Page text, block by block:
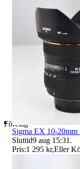
Företag
Sigma EX 10-
Sluttid9 aug 15:31 .
Pris:1 295 kr,Eller